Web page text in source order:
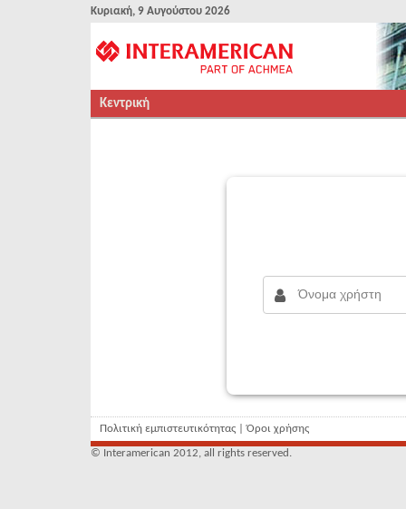
Κυριακή, 9 Αυγούστου 2026
Κεντρική
Όνομα χρήστη
Πολιτική εμπιστευτικότητας |Όροι χρήσης
© Interamerican 2012, all rights reserved.